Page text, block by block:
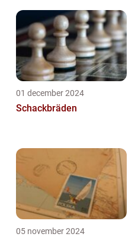
01 december 2024
Schackbräden
05 november 2024